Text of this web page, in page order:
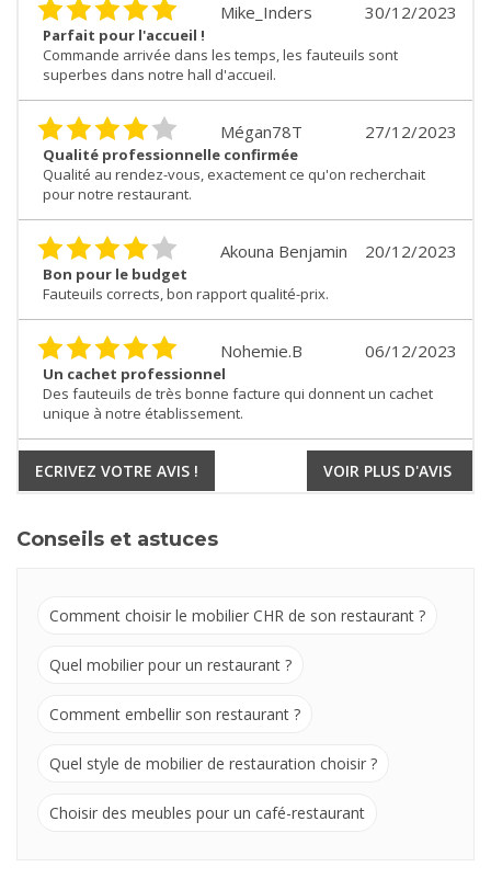
30/12/2023
Mike_Inders
Parfait pour l'accueil !
Commande arrivée dans les temps, les fauteuils sont
superbes dans notre hall d'accueil.
27/12/2023
Mégan78T
Qualité professionnelle confirmée
Qualité au rendez-vous, exactement ce qu'on recherchait
pour notre restaurant.
20/12/2023
Akouna Benjamin
Bon pour le budget
Fauteuils corrects, bon rapport qualité-prix.
06/12/2023
Nohemie.B
Un cachet professionnel
Des fauteuils de très bonne facture qui donnent un cachet
unique à notre établissement.
ECRIVEZ VOTRE AVIS ! VOIR PLUS D'AVIS
Conseils et astuces
Comment choisir le mobilier CHR de son restaurant ?
Quel mobilier pour un restaurant ?
Comment embellir son restaurant ?
Quel style de mobilier de restauration choisir ?
Choisir des meubles pour un café-restaurant